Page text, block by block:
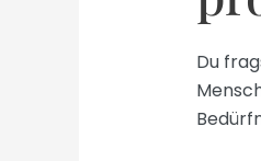
Du